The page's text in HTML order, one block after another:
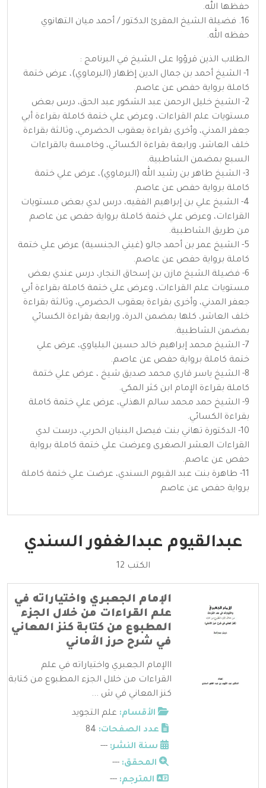
حفظها الله.
16. فضيلة الشيخ المقرئ الدكتور / أحمد ميان التهانوي
حفظه الله.
الطلاب الذين قرؤوا على الشيخ في البرنامج :
1- الشيخ أحمد بن جمال الدين إظهار (البرماوي)، عرض ختمة
كاملة برواية حفص عن عاصم.
2- الشيخ خليل الرحمن عبد الشكور عبد الحق، درس بعض
مستويات علم القراءات، وعرض علي ختمة كاملة بقراءة أبي
جعفر المدني، وأخرى بقراءة يعقوب الحضرمي، وثالثة بقراءة
خلف العاشر، ورابعة بقراءة الكسائي، وخامسة بالقراءات
السبع بمضمن الشاطبية.
3- الشيخ طاهر بن رشيد الله (البرماوي)، عرض علي ختمة
كاملة برواية حفص عن عاصم.
4- الشيخ علي بن إبراهيم الفقيه، درس لدي بعض مستويات
القراءات، وعرض علي ختمة كاملة برواية حفص عن عاصم
من طريق الشاطبية.
5- الشيخ عمر بن أحمد جالو (غيني الجنسية) عرض علي ختمة
كاملة برواية حفص عن عاصم.
6- فضيلة الشيخ مازن بن إسحاق النجار، درس عندي بعض
مستويات علم القراءات، وعرض علي ختمة كاملة بقراءة أبي
جعفر المدني، وأخرى بقراءة يعقوب الحضرمي، وثالثة بقراءة
خلف العاشر، كلها بمضمن الدرة، ورابعة بقراءة الكسائي
بمضمن الشاطبية.
7- الشيخ محمد إبراهيم خالد حسين البلياوي، عرض علي
ختمة كاملة برواية حفص عن عاصم.
8- الشيخ ياسر قاري محمد صديق شيخ ، عرض علي ختمة
كاملة بقراءة الإمام ابن كثر المكي.
9- الشيخ حمد محمد سالم الهذلي، عرض علي ختمة كاملة
بقراءة الكسائي.
10- الدكتورة تهاني بنت فيصل البنيان الحربي، درست لدي
القراءات العشر الصغرى وعرضت علي ختمة كاملة برواية
حفص عن عاصم.
11- طاهرة بنت عبد القيوم السندي، عرضت علي ختمة كاملة
برواية حفص عن عاصم
عبدالقيوم عبدالغفور السندي
الكتب 12
الإمام الجعبري واختياراته في
علم القراءات من خلال الجزء
المطبوع من كتابة كنز المعاني
في شرح حرز الأماني
االإمام الجعبري واختياراته في علم
القراءات من خلال الجزء المطبوع من كتابة
كنز المعاني في ش ...
الأقسام: علم التجويد
عدد الصفحات:
سنة النشر: ---
المحقق: ---
المترجم: ---